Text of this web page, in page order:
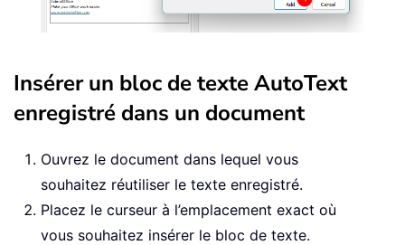
Insérer un bloc de texte AutoText
enregistré dans un document
Ouvrez le document dans lequel vous
souhaitez réutiliser le texte enregistré.
Placez le curseur à l’emplacement exact où
vous souhaitez insérer le bloc de texte.